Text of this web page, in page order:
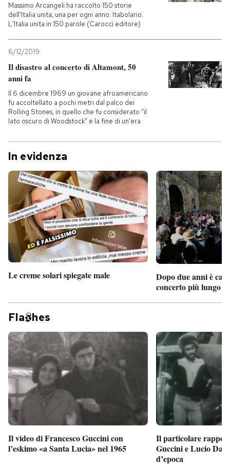
Massimo Arcangeli ha raccolto 150 storie
dell'Italia unita, una per ogni anno: Itabolario.
L'Italia unita in 150 parole (Carocci editore)
6/12/2019
Il disastro al concerto di Altamont, 50
anni fa
Il 6 dicembre 1969 un giovane afroamericano
fu accoltellato a pochi metri dal palco dei
Rolling Stones, in quello che fu considerato “il
lato oscuro di Woodstock” e la fine di un'era
In evidenza
Le creme solari spiegate male
Dopo due anni è
concerto più lungo
Fla hes
Il video di Francesco Guccini con
l’eskimo «a Santa Lucia» nel 1965
Il particolare
Guccini e Lucio
d’epoca